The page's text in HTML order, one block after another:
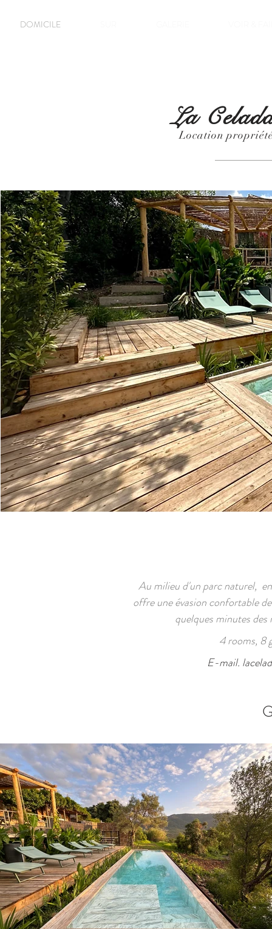
DOMICILE
La
Location
Au milieu d'un parc naturel,
offre une évasion confortable
quelques minutes
4 rooms, 8
E-mail.